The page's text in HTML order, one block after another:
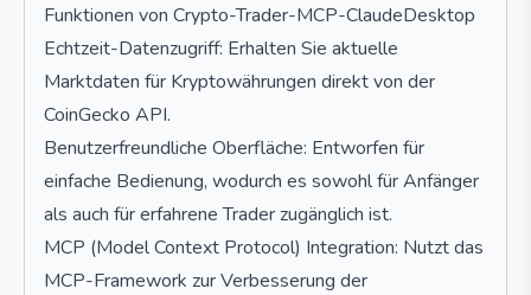
Funktionen von Crypto-Trader-MCP-ClaudeDesktop
Echtzeit-Datenzugriff: Erhalten Sie aktuelle
Marktdaten für Kryptowährungen direkt von der
CoinGecko API.
Benutzerfreundliche Oberfläche: Entworfen für
einfache Bedienung, wodurch es sowohl für Anfänger
als auch für erfahrene Trader zugänglich ist.
MCP (Model Context Protocol) Integration: Nutzt das
MCP-Framework zur Verbesserung der